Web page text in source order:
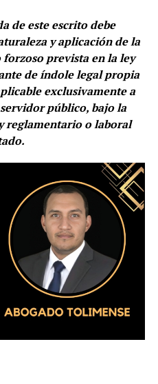
de este escrito debe
y aplicación de la
prevista en la ley
de índole legal propia
exclusivamente a
público, bajo la
reglamentario o laboral